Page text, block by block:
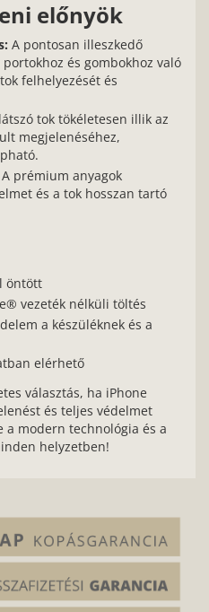
előnyök
A pontosan illeszkedő
és gombokhoz való
felhelyezését és
tok tökéletesen illik az
megjelenéséhez,
A prémium anyagok
és a tok hosszan tartó
öntött
vezeték nélküli töltés
a készüléknek és a
elérhető
választás, ha iPhone
és teljes védelmet
a modern technológia és a
helyzetben!